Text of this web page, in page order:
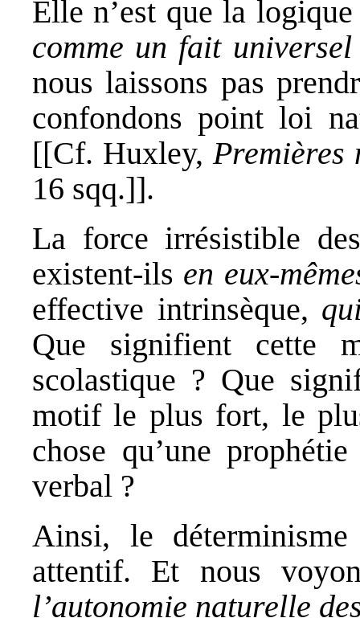
Elle n’est que la
comme un fait universel
nous laissons pas
confondons point loi
[[Cf. Huxley,Premières
16 sqq.]].
La force irrésistible
existent-ils en eux-
effective intrinsèque,
Que signifient cette
scolastique ? Que
motif le plus fort, le
chose qu’une
verbal ?
Ainsi, le
attentif. Et nous
l’autonomie naturelle